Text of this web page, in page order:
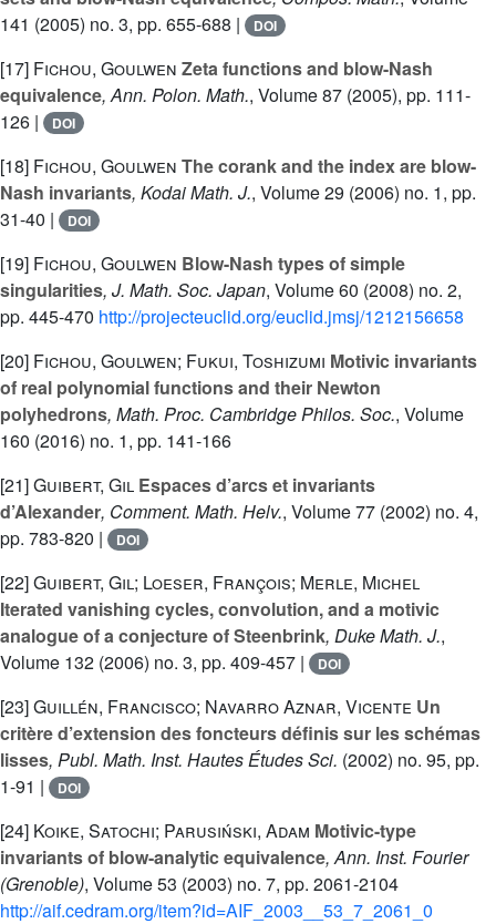
141 (2005) no. 3, pp. 655-688 | DOI
[17] Fichou, Goulwen Zeta functions and blow-Nash
equivalence, Ann. Polon. Math., Volume 87 (2005), pp. 111-
126 |
DOI
[18] Fichou, Goulwen The corank and the index are blow-
Nash invariants, Kodai Math. J., Volume 29 (2006) no. 1, pp.
31-40 |
DOI
[19] Fichou, Goulwen Blow-Nash types of simple
singularities, J. Math. Soc. Japan, Volume 60 (2008) no. 2,
pp. 445-470 http://projecteuclid.org/euclid.jmsj/1212156658
[20] Fichou, Goulwen; Fukui, Toshizumi Motivic invariants
of real polynomial functions and their Newton
polyhedrons, Math. Proc. Cambridge Philos. Soc., Volume
160 (2016) no. 1, pp. 141-166
[21]Guibert, Gil Espaces d’arcs et invariants
d’Alexander, Comment. Math. Helv., Volume 77 (2002) no. 4,
pp. 783-820 |
DOI
[22]Guibert, Gil; Loeser, François; Merle, Michel
Iterated vanishing cycles, convolution, and a motivic
analogue of a conjecture of Steenbrink, Duke Math. J.,
Volume 132 (2006) no. 3, pp. 409-457 | DOI
[23]Guillén, Francisco; Navarro Aznar, Vicente Un
critère d’extension des foncteurs définis sur les schémas
lisses, Publ. Math. Inst. Hautes Études Sci. (2002) no. 95, pp.
1-91 |
DOI
[24] Koike, Satochi; Parusiński, Adam Motivic-type
invariants of blow-analytic equivalence, Ann. Inst. Fourier
(Grenoble), Volume 53 (2003) no. 7, pp. 2061-2104
http://aif.cedram.org/item?id=AIF_2003__53_7_2061_0